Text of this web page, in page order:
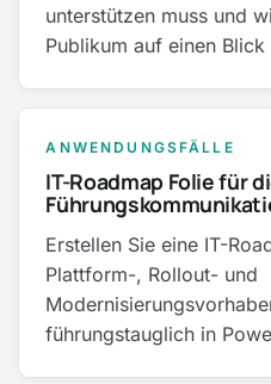
unterstützen muss und
Publikum auf einen
ANWENDUNGSFÄLLE
IT-Roadmap Folie für
Erstellen Sie eine IT-
Plattform-, Rollout- und
führungstauglich in